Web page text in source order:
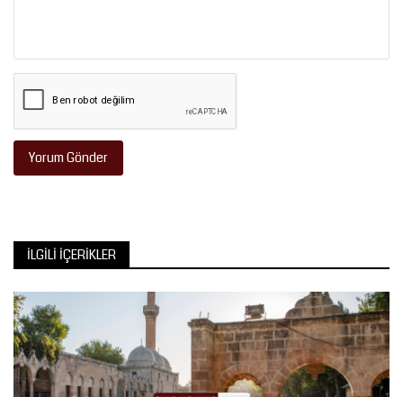
Yorum Gönder
İLGILI İÇERIKLER